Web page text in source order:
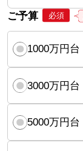
ご予算
必須
1000万円台
3000万円台
5000万円台